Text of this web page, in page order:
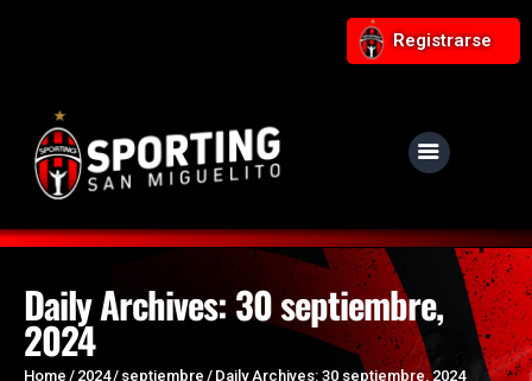
Registrarse
Daily Archives: 30 septiembre,
2024
Home 2024 septiembre Daily Archives: 30 septiembre, 2024
NUESTRO CLUB
Noticias
Responsabilidad Social
Tiendita Rojinegra